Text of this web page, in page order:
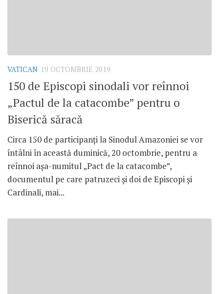
VATICAN 19 OCTOMBRIE 2019
150 de Episcopi sinodali vor reînnoi
„Pactul de la catacombe” pentru o
Biserică săracă
Circa 150 de participanți la Sinodul Amazoniei se vor
întâlni în această duminică, 20 octombrie, pentru a
reînnoi așa-numitul „Pact de la catacombe”,
documentul pe care patruzeci și doi de Episcopi și
Cardinali, mai...